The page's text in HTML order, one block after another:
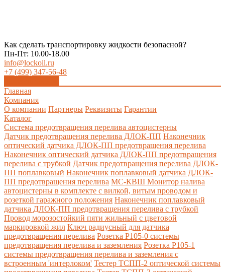
Как сделать транспортировку жидкости безопасной?
Пн-Пт: 10.00-18.00
info@lockoil.ru
+7 (499) 347-56-48
Главная
Компания
О компании Партнеры Реквизиты Гарантии
Каталог
Система предотвращения перелива автоцистерны
Датчик предотвращения перелива ДЛОК-ПП Наконечник
оптический датчика ДЛОК-ПП предотвращения перелива
Наконечник оптический датчика ДЛОК-ПП предотвращения
перелива с трубкой Датчик предотвращения перелива ДЛОК-
ПП поплавковый Наконечник поплавковый датчика ДЛОК-
ПП предотвращения перелива МС-КВШ Монитор налива
автоцистерны в комплекте с вилкой, витым проводом и
розеткой гаражного положения Наконечник поплавковый
датчика ДЛОК-ПП предотвращения перелива с трубкой
Провод морозостойкий пяти жильный с цветовой
маркировкой жил Ключ радиусный для датчика
предотвращения перелива Розетка Р105-0 системы
предотвращения перелива и заземления Розетка Р105-1
системы предотвращения перелива и заземления с
встроенным 'интерлоком' Тестер ТСПП-2 оптической системы